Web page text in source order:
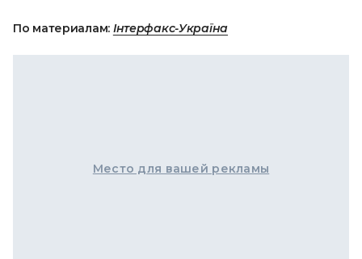
По материалам: Інтерфакс-Україна
Место для вашей рекламы